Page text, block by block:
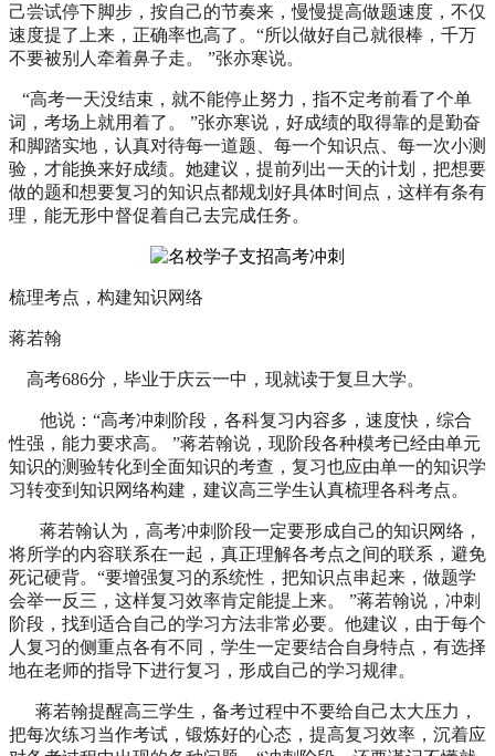
己尝试停下脚步，按自己的节奏来，慢慢提高做题速度，不仅
速度提了上来，正确率也高了。“所以做好自己就很棒，千万
不要被别人牵着鼻子走。 ”张亦寒说。
“高考一天没结束，就不能停止努力，指不定考前看了个单
词，考场上就用着了。 ”张亦寒说，好成绩的取得靠的是勤奋
和脚踏实地，认真对待每一道题、每一个知识点、每一次小测
验，才能换来好成绩。她建议，提前列出一天的计划，把想要
做的题和想要复习的知识点都规划好具体时间点，这样有条有
理，能无形中督促着自己去完成任务。
梳理考点，构建知识网络
蒋若翰
高考686分，毕业于庆云一中，现就读于复旦大学。
他说： “高考冲刺阶段，各科复习内容多，速度快，综合
性强，能力要求高。 ”蒋若翰说，现阶段各种模考已经由单元
知识的测验转化到全面知识的考查，复习也应由单一的知识学
习转变到知识网络构建，建议高三学生认真梳理各科考点。
蒋若翰认为，高考冲刺阶段一定要形成自己的知识网络，
将所学的内容联系在一起，真正理解各考点之间的联系，避免
死记硬背。“要增强复习的系统性，把知识点串起来，做题学
会举一反三，这样复习效率肯定能提上来。 ”蒋若翰说，冲刺
阶段，找到适合自己的学习方法非常必要。他建议，由于每个
人复习的侧重点各有不同，学生一定要结合自身特点，有选择
地在老师的指导下进行复习，形成自己的学习规律。
蒋若翰提醒高三学生，备考过程中不要给自己太大压力，
把每次练习当作考试，锻炼好的心态，提高复习效率，沉着应